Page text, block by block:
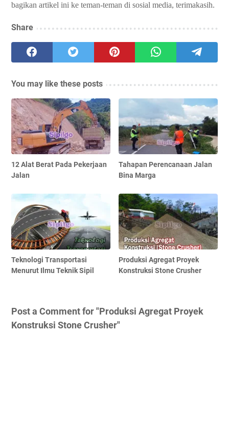
bagikan artikel ini ke teman-teman di sosial media, terimakasih.
Share
You may like these posts
12 Alat Berat Pada Pekerjaan
Jalan
Tahapan Perencanaan Jalan
Bina Marga
Teknologi Transportasi
Menurut Ilmu Teknik Sipil
Produksi Agregat Proyek
Konstruksi Stone Crusher
Post a Comment for "Produksi Agregat Proyek
Konstruksi Stone Crusher"